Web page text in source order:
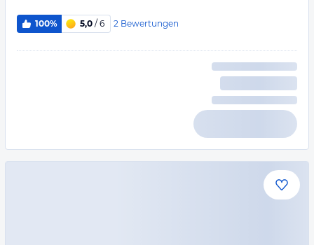
100% 5,0 / 6 2 Bewertungen